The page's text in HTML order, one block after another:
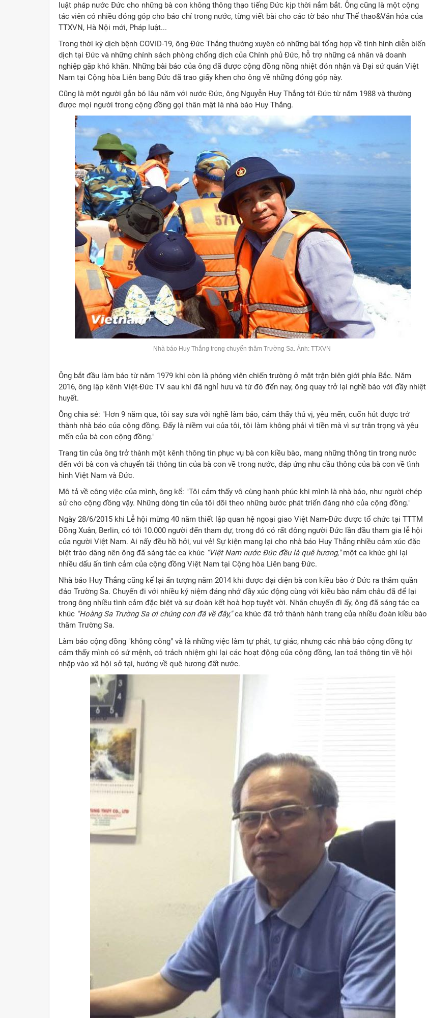
luật pháp nước Đức cho những bà con không thông thạo tiếng Đức kịp thời nắm bắt. Ông cũng là một cộng
tác viên có nhiều đóng góp cho báo chí trong nước, từng viết bài cho các tờ báo như Thể thao&Văn hóa của
TTXVN, Hà Nội mới, Pháp luật...
Trong thời kỳ dịch bệnh COVID-19, ông Đức Thắng thường xuyên có những bài tổng hợp về tình hình diễn biến
dịch tại Đức và những chính sách phòng chống dịch của Chính phủ Đức, hỗ trợ những cá nhân và doanh
nghiệp gặp khó khăn. Những bài báo của ông đã được cộng đồng nồng nhiệt đón nhận và Đại sứ quán Việt
Nam tại Cộng hòa Liên bang Đức đã trao giấy khen cho ông về những đóng góp này.
Cũng là một người gắn bó lâu năm với nước Đức, ông Nguyễn Huy Thắng tới Đức từ năm 1988 và thường
được mọi người trong cộng đồng gọi thân mật là nhà báo Huy Thắng.
Nhà báo Huy Thắng trong chuyến thăm Trường Sa. Ảnh: TTXVN
Ông bắt đầu làm báo từ năm 1979 khi còn là phóng viên chiến trường ở mặt trận biên giới phía Bắc. Năm
2016, ông lập kênh Việt-Đức TV sau khi đã nghỉ hưu và từ đó đến nay, ông quay trở lại nghề báo với đầy nhiệt
huyết.
Ông chia sẻ: "Hơn 9 năm qua, tôi say sưa với nghề làm báo, cảm thấy thú vị, yêu mến, cuốn hút được trở
thành nhà báo của cộng đồng. Đấy là niềm vui của tôi, tôi làm không phải vì tiền mà vì sự trân trọng và yêu
mến của bà con cộng đồng."
Trang tin của ông trở thành một kênh thông tin phục vụ bà con kiều bào, mang những thông tin trong nước
đến với bà con và chuyển tải thông tin của bà con về trong nước, đáp ứng nhu cầu thông của bà con về tình
hình Việt Nam và Đức.
Mô tả về công việc của mình, ông kể: "Tôi cảm thấy vô cùng hạnh phúc khi mình là nhà báo, như người chép
sử cho cộng đồng vậy. Những dòng tin của tôi dõi theo những bước phát triển đáng nhớ của cộng đồng."
Ngày 28/6/2015 khi Lễ hội mừng 40 năm thiết lập quan hệ ngoại giao Việt Nam-Đức được tổ chức tại TTTM
Đồng Xuân, Berlin, có tới 10.000 người đến tham dự, trong đó có rất đông người Đức lần đầu tham gia lễ hội
của người Việt Nam. Ai nấy đều hồ hởi, vui vẻ! Sự kiện mang lại cho nhà báo Huy Thắng nhiều cảm xúc đặc
biệt trào dâng nên ông đã sáng tác ca khúc “Việt Nam nước Đức đều là quê hương,"một ca khúc ghi lại
nhiều dấu ấn tình cảm của cộng đồng Việt Nam tại Cộng hòa Liên bang Đức.
Nhà báo Huy Thắng cũng kể lại ấn tượng năm 2014 khi được đại diện bà con kiều bào ở Đức ra thăm quần
đảo Trường Sa. Chuyến đi với nhiều kỷ niệm đáng nhớ đầy xúc động cùng với kiều bào năm châu đã để lại
trong ông nhiều tình cảm đặc biệt và sự đoàn kết hoà hợp tuyệt vời. Nhân chuyến đi ấy, ông đã sáng tác ca
khúc "Hoàng Sa Trường Sa ơi chúng con đã về đây,"ca khúc đã trở thành hành trang của nhiều đoàn kiều bào
thăm Trường Sa.
Làm báo cộng đồng "không công" và là những việc làm tự phát, tự giác, nhưng các nhà báo cộng đồng tự
cảm thấy mình có sứ mệnh, có trách nhiệm ghi lại các hoạt động của cộng đồng, lan toả thông tin về hội
nhập vào xã hội sở tại, hướng về quê hương đất nước.